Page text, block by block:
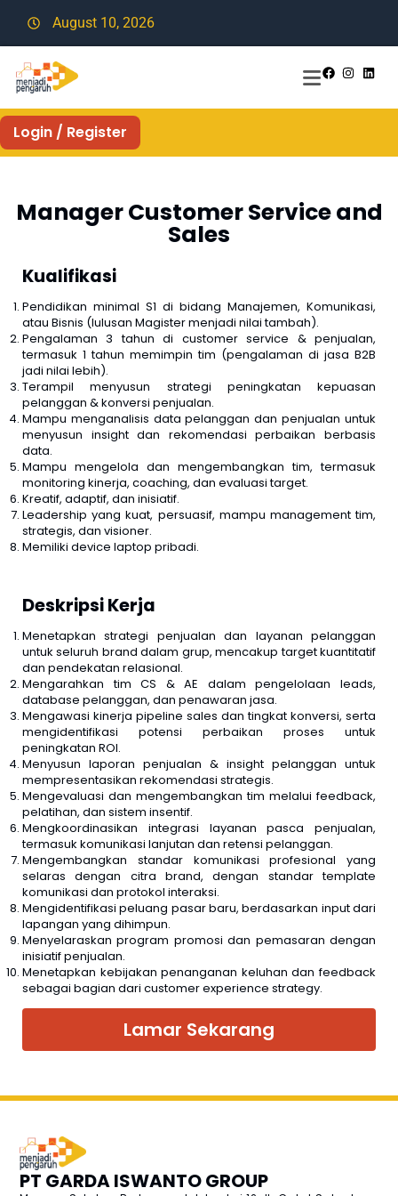
August 10, 2026
Login / Register
Manager Customer Service and
Sales
Kualifikasi
Pendidikan minimal S1 di bidang Manajemen, Komunikasi,
atau Bisnis (lulusan Magister menjadi nilai tambah).
Pengalaman 3 tahun di customer service & penjualan,
termasuk 1 tahun memimpin tim (pengalaman di jasa B2B
jadi nilai lebih).
Terampil menyusun strategi peningkatan kepuasan
pelanggan & konversi penjualan.
Mampu menganalisis data pelanggan dan penjualan untuk
menyusun insight dan rekomendasi perbaikan berbasis
data.
Mampu mengelola dan mengembangkan tim, termasuk
monitoring kinerja, coaching, dan evaluasi target.
Kreatif, adaptif, dan inisiatif.
Leadership yang kuat, persuasif, mampu management tim,
strategis, dan visioner.
Memiliki device laptop pribadi.
Deskripsi Kerja
Menetapkan strategi penjualan dan layanan pelanggan
untuk seluruh brand dalam grup, mencakup target kuantitatif
dan pendekatan relasional.
Mengarahkan tim CS & AE dalam pengelolaan leads,
database pelanggan, dan penawaran jasa.
Mengawasi kinerja pipeline sales dan tingkat konversi, serta
mengidentifikasi potensi perbaikan proses untuk
peningkatan ROI.
Menyusun laporan penjualan & insight pelanggan untuk
mempresentasikan rekomendasi strategis.
Mengevaluasi dan mengembangkan tim melalui feedback,
pelatihan, dan sistem insentif.
Mengkoordinasikan integrasi layanan pasca penjualan,
termasuk komunikasi lanjutan dan retensi pelanggan.
Mengembangkan standar komunikasi profesional yang
selaras dengan citra brand, dengan standar template
komunikasi dan protokol interaksi.
Mengidentifikasi peluang pasar baru, berdasarkan input dari
lapangan yang dihimpun.
Menyelaraskan program promosi dan pemasaran dengan
inisiatif penjualan.
Menetapkan kebijakan penanganan keluhan dan feedback
sebagai bagian dari customer experience strategy.
Lamar Sekarang
PT GARDA ISWANTO GROUP